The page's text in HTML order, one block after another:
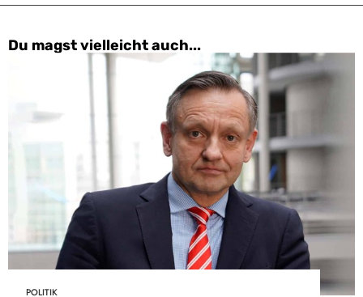
Du magst vielleicht auch...
POLITIK